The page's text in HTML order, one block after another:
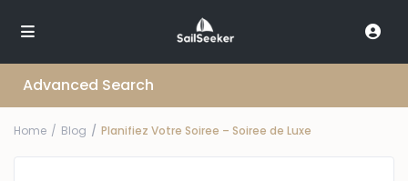
Advanced Search
Home Blog Planifiez Votre Soiree – Soiree de Luxe